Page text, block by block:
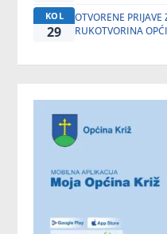
KOL
29
OTVORENE
RUKOTVORINA